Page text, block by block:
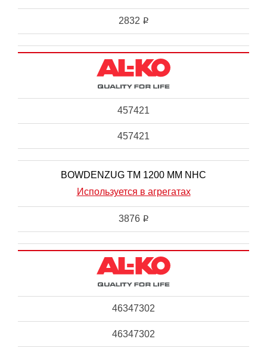
2832 i
457421
457421
BOWDENZUG TM 1200 MM NHC
Используется в агрегатах
3876 i
46347302
46347302